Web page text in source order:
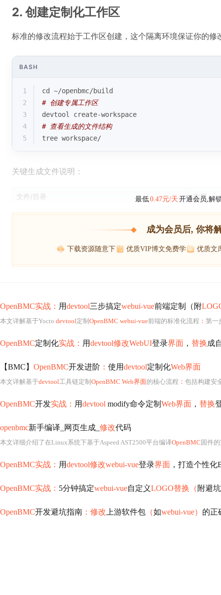
2. 创建定制化工作区
标准的修改流程始于工作区创建，这个隔离环境保证你的修
BASH
1 cd
~/openbmc/build
2
# 创建专属工作区
3
devtool create-workspace
4
# 查看生成的文件结构
5
tree workspace/
关键生成文件说明：
文件/目录 作用
最低0.47元/天 开通会员,解
成为会员后, 你将
下载资源随意下 优质VIP博文免费学 优质文
OpenBMC实战： 用devtool三步搞定webui-vue前端定制（附
本文详解基于Yocto devtool定制 OpenBMC webui-vue前端的标准化流程 ： 第一
OpenBMC定制化实战： 用devtool修改WebUI登录界面 ， 替换成
【BMC】 OpenBMC开发进阶 ： 使用devtool定制化Web界面
本文详解基于devtool工具链定制 OpenBMC Web界面的核心流程 ： 包括构建安
OpenBMC开发实战： 用devtool modify命令定制 Web界面 ， 替换
openbmc新手编译_网页生成_ 修改代码
本文详细介绍了在Linux系统下基于Aspeed AST2500平台编译OpenBMC 固件的完整流
OpenBMC实战： 用devtool修改webui-vue登录界面 ，打造个性
OpenBMC实战： 5分钟搞定webui-vue自定义LOGO替换（ 附避
OpenBMC开发避坑指南 ：修改 上游软件包 （如webui-vue） 的正